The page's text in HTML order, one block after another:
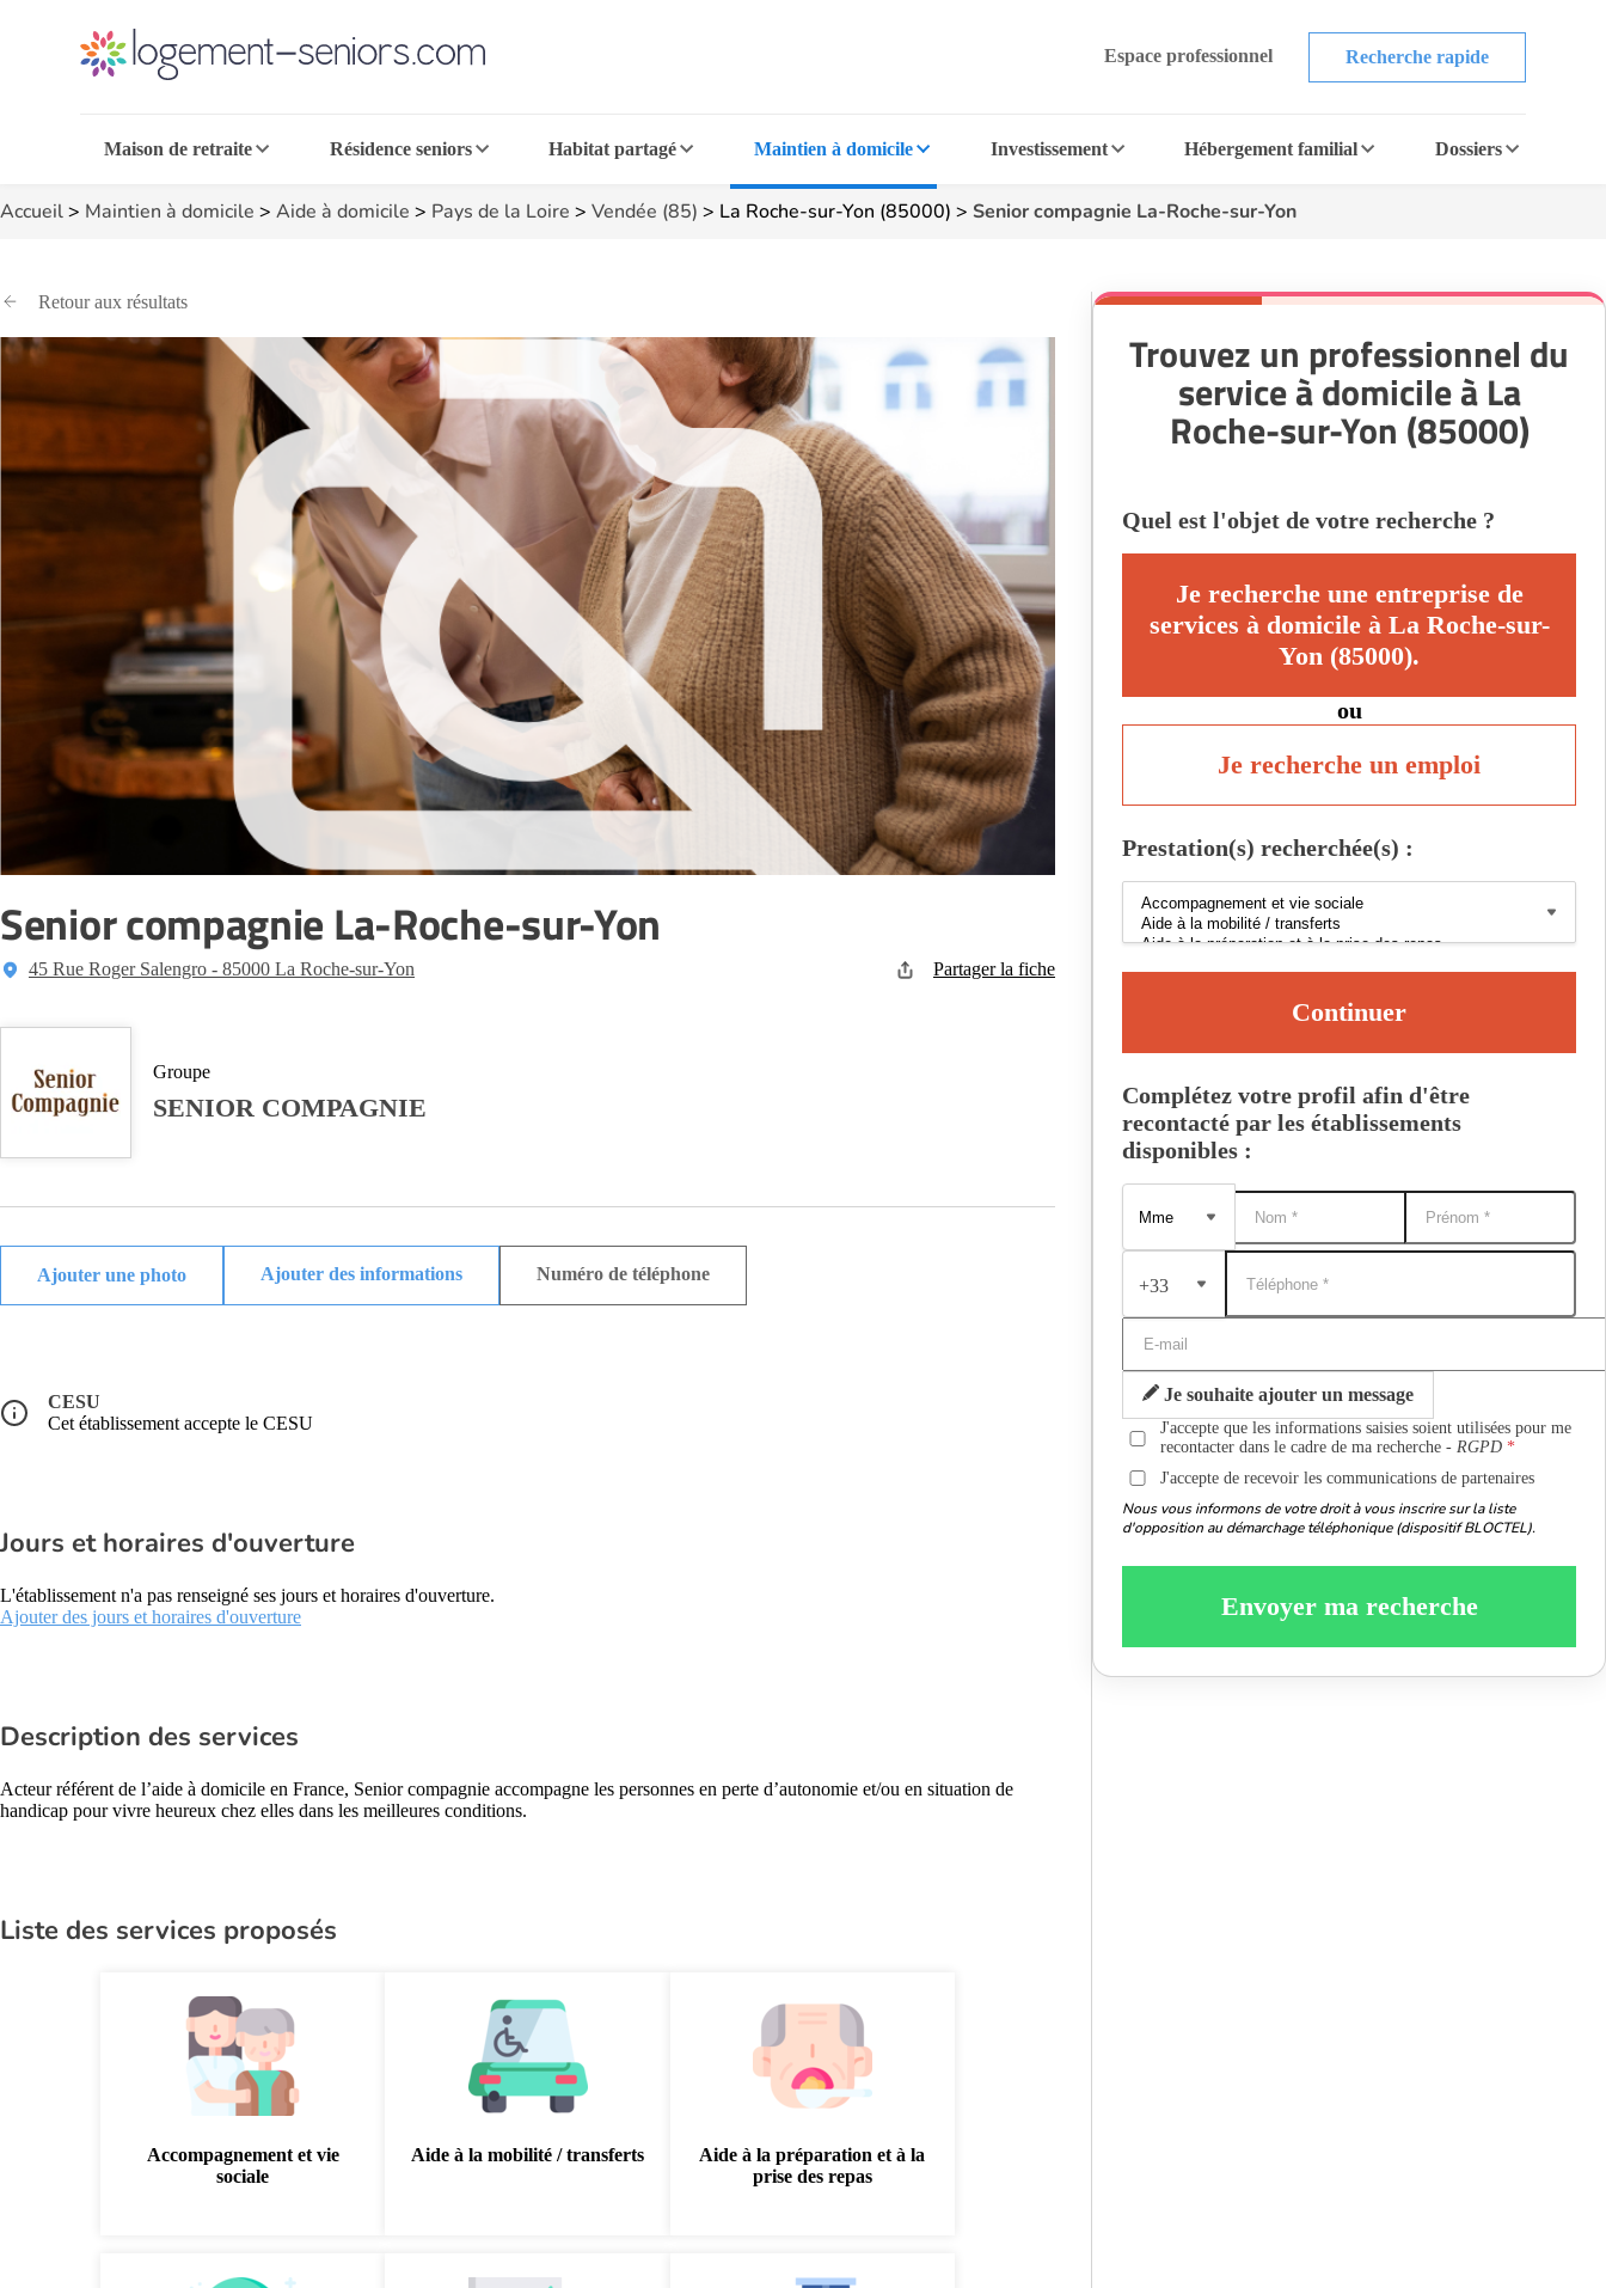
Espace professionnel Recherche rapide
Maison de retraite Résidence seniors Habitat partagé Maintien à domicile Investissement Hébergement familial Dossiers
Accueil> Maintien à domicile > Aide à domicile > Pays de la Loire > Vendée (85) > La Roche-sur-Yon (85000) > Senior compagnie La-Roche-sur-Yon
Retour aux résultats
Senior compagnie La-Roche-sur-Yon
45 Rue Roger Salengro - 85000 La Roche-sur-Yon Partager la fiche
Groupe
SENIOR COMPAGNIE
Ajouter des informations Numéro de téléphone
CESU
Cet établissement accepte le CESU
Jours et horaires d'ouverture
L'établissement n'a pas renseigné ses jours et horaires d'ouverture.
Ajouter des jours et horaires d'ouverture
Description des services
Acteur référent de l’aide à domicile en France, Senior compagnie accompagne les personnes en perte d’autonomie et/ou en situation de
handicap pour vivre heureux chez elles dans les meilleures conditions.
Liste des services proposés
Accompagnement et vie
sociale
Aide à la mobilité / transferts
Aide à la préparation et à la
prise des repas
Trouvez un professionnel du
service à domicile à La
Roche-sur-Yon (85000)
Quel est l'objet de votre recherche ?
Je recherche une entreprise de
services à domicile à La Roche-sur-
Yon (85000).
ou
Je recherche un emploi
Prestation(s) recherchée(s) :
Continuer
Complétez votre profil afin d'être
recontacté par les établissements
disponibles :
+33
Je souhaite ajouter un message
J'accepte que les informations saisies soient utilisées pour me
recontacter dans le cadre de ma recherche -RGPD
J'accepte de recevoir les communications de partenaires
Nous vous informons de votre droit à vous inscrire sur la liste
d'opposition au démarchage téléphonique (dispositif BLOCTEL).
Envoyer ma recherche